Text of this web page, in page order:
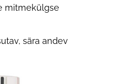
mitmekülgse
sära andev